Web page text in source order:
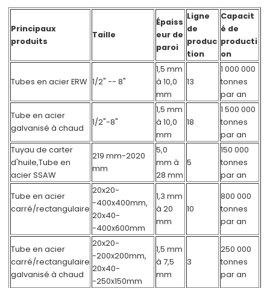
Principaux
produits
Taille
Épaiss
eur de
paroi
Ligne
de
produc
tion
Capacit
é de
producti
on
Tubes en acier ERW 1/2" -- 8"
1,5 mm
à 10,0
mm
13
1 000 000
tonnes
par an
Tube en acier
galvanisé à chaud
1/2"-8"
1,5 mm
à 10,0
mm
18
1 500 000
tonnes
par an
Tuyau de carter
d'huile,Tube en
acier SSAW
219 mm-2020
mm
5,0
mm à
28 mm
5
150 000
tonnes
par an
Tube en acier
carré/rectangulaire
20x20-
-400x400mm,
20x40-
-400x600mm
1,3 mm
à 20
mm
10
800 000
tonnes
par an
Tube en acier
carré/rectangulaire
galvanisé à chaud
20x20-
-200x200mm,
20x40-
-250x150mm
1,5 mm
à 7,5
mm
3
250 000
tonnes
par an